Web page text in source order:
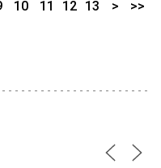
10 11 12 13 > >>